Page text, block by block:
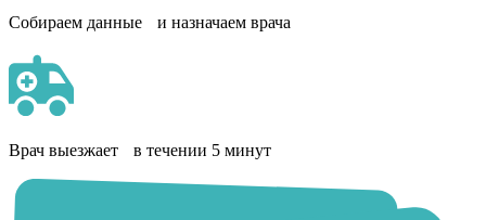
Собираем данные и назначаем врача
Врач выезжает в течении 5 минут